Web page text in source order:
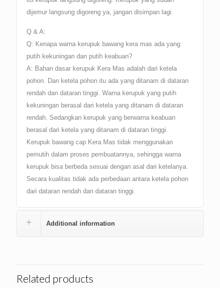
dijemur langsung digoreng ya, jangan disimpan lagi.
Q & A:
Q: Kenapa warna kerupuk bawang kera mas ada yang
putih kekuningan dan putih keabuan?
A: Bahan dasar kerupuk Kera Mas adalah dari ketela
pohon. Dan ketela pohon itu ada yang ditanam di dataran
rendah dan dataran tinggi. Warna kerupuk yang putih
kekuningan berasal dari ketela yang ditanam di dataran
rendah. Sedangkan kerupuk yang berwarna keabuan
berasal dari ketela yang ditanam di dataran tinggi.
Kerupuk bawang cap Kera Mas tidak menggunakan
pemutih dalam proses pembuatannya, sehingga warna
kerupuk bisa berbeda sesuai dengan asal dari ketelanya.
Secara kualitas tidak ada perbedaan antara ketela pohon
dari dataran rendah dan dataran tinggi.
Additional information
Related products